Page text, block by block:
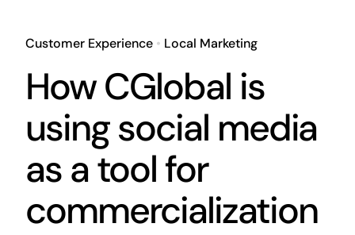
Services
Projects
Contact Us
Customer Experience• Local Marketing
How CGlobal is
using social media
as a tool for
commercialization